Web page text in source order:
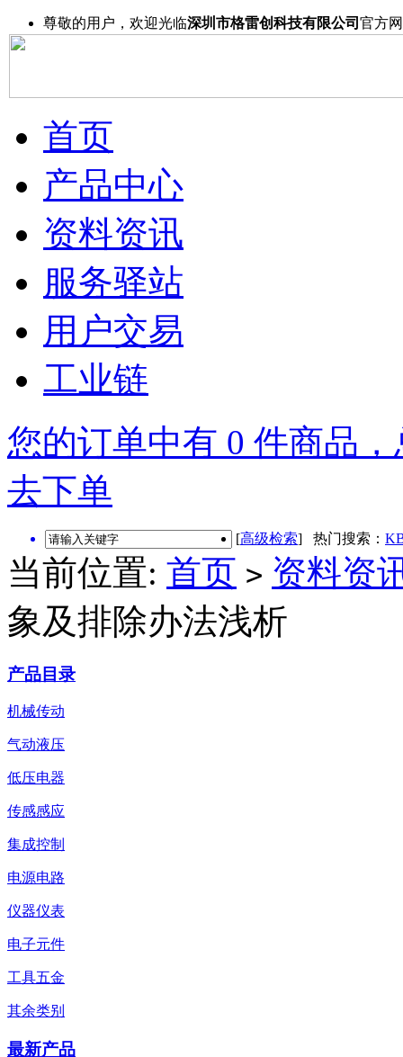
尊敬的用户，欢迎光临深圳市格雷创科技有限公司 官方
首页
产品中心
资料资讯
服务驿站
用户交易
工业链
您的订单中有 0 件商品
去下单
[高级检索] 热门搜索：
当前位置: 首页 > 资料资
象及排除办法浅析
产品目录
机械传动
气动液压
低压电器
传感感应
集成控制
电源电路
仪器仪表
电子元件
工具五金
其余类别
最新产品